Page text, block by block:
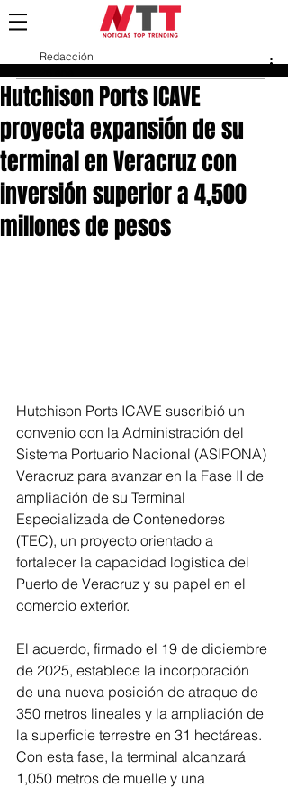
Hutchison Ports ICAVE
proyecta expansión de su
terminal en Veracruz con
inversión superior a 4,500
millones de pesos
Redacción
Hutchison Ports ICAVE suscribió un
convenio con la Administración del
Sistema Portuario Nacional (ASIPONA)
Veracruz para avanzar en la Fase II de
ampliación de su Terminal
Especializada de Contenedores
(TEC), un proyecto orientado a
fortalecer la capacidad logística del
Puerto de Veracruz y su papel en el
comercio exterior.
El acuerdo, firmado el 19 de diciembre
de 2025, establece la incorporación
de una nueva posición de atraque de
350 metros lineales y la ampliación de
la superficie terrestre en 31 hectáreas.
Con esta fase, la terminal alcanzará
1,050 metros de muelle y una